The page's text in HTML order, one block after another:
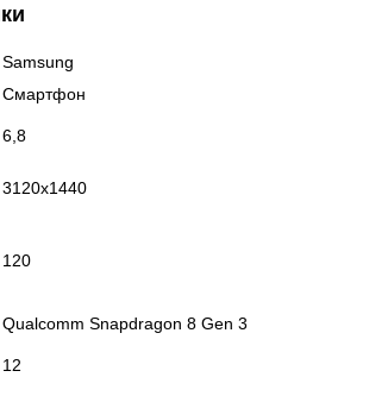
Samsung
Смартфон
6,8
3120x1440
120
Qualcomm Snapdragon 8 Gen 3
12